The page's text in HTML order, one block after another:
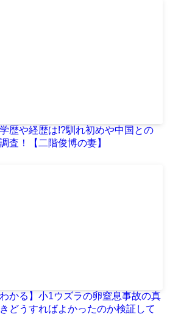
歴や経歴は!?馴れ初めや中国との
査！【二階俊博の妻】
わかる】小1ウズラの卵窒息事故の真
どうすればよかったのか検証して